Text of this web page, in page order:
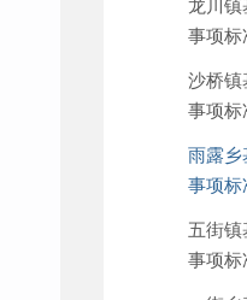
龙川镇
事项标
沙桥镇
事项标
雨露乡
事项标
五街
事项标